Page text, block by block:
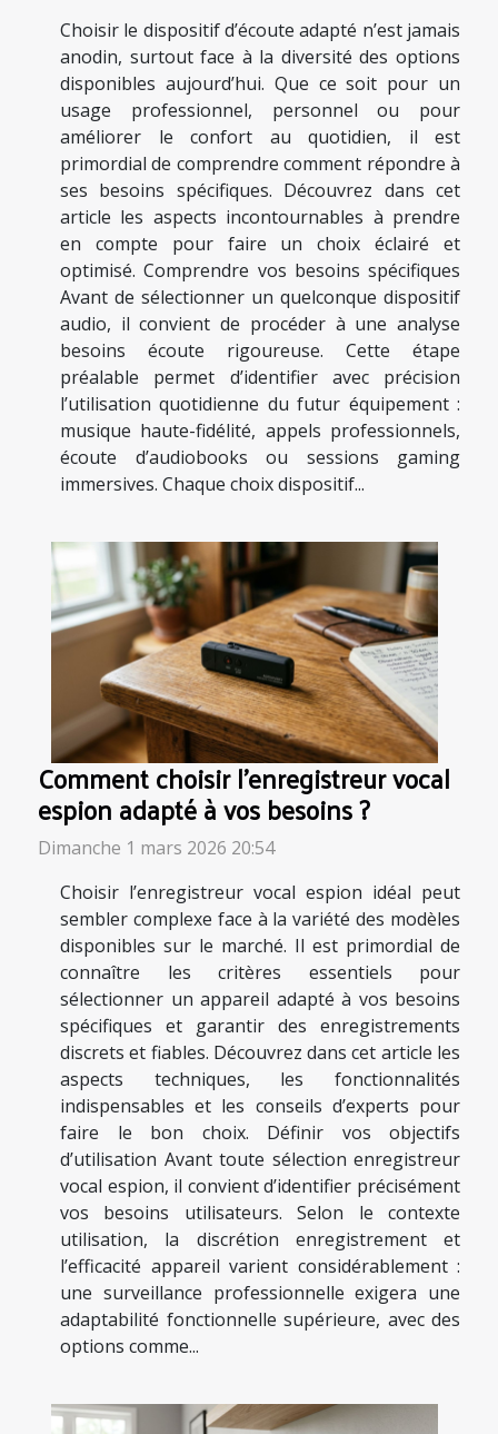
Choisir le dispositif d’écoute adapté n’est jamais
anodin, surtout face à la diversité des options
disponibles aujourd’hui. Que ce soit pour un
usage professionnel, personnel ou pour
améliorer le confort au quotidien, il est
primordial de comprendre comment répondre à
ses besoins spécifiques. Découvrez dans cet
article les aspects incontournables à prendre
en compte pour faire un choix éclairé et
optimisé. Comprendre vos besoins spécifiques
Avant de sélectionner un quelconque dispositif
audio, il convient de procéder à une analyse
besoins écoute rigoureuse. Cette étape
préalable permet d’identifier avec précision
l’utilisation quotidienne du futur équipement :
musique haute-fidélité, appels professionnels,
écoute d’audiobooks ou sessions gaming
immersives. Chaque choix dispositif...
Comment choisir l'enregistreur vocal
espion adapté à vos besoins ?
Dimanche 1 mars 2026 20:54
Choisir l’enregistreur vocal espion idéal peut
sembler complexe face à la variété des modèles
disponibles sur le marché. Il est primordial de
connaître les critères essentiels pour
sélectionner un appareil adapté à vos besoins
spécifiques et garantir des enregistrements
discrets et fiables. Découvrez dans cet article les
aspects techniques, les fonctionnalités
indispensables et les conseils d’experts pour
faire le bon choix. Définir vos objectifs
d’utilisation Avant toute sélection enregistreur
vocal espion, il convient d’identifier précisément
vos besoins utilisateurs. Selon le contexte
utilisation, la discrétion enregistrement et
l’efficacité appareil varient considérablement :
une surveillance professionnelle exigera une
adaptabilité fonctionnelle supérieure, avec des
options comme...